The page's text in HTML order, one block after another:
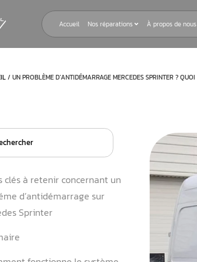
Accueil Nos réparations
Points clés à retenir concernant un
probléme d’antidémarrage sur